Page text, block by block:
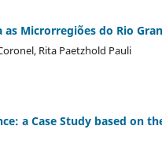
Microrregiões do Rio
Rita Paetzhold Pauli
a Case Study based on